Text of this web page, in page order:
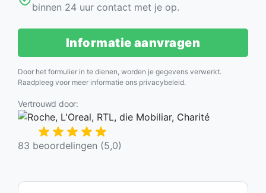
binnen 24 uur contact met je op.
Informatie aanvragen
Door het formulier in te dienen, worden je gegevens verwerkt.
Raadpleeg voor meer informatie ons privacybeleid.
Vertrouwd door:
83 beoordelingen (5,0)